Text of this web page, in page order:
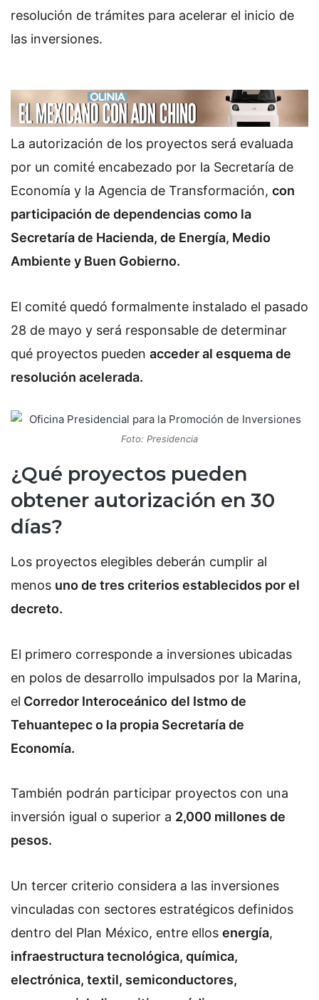
resolución de trámites para acelerar el inicio de
las inversiones.
La autorización de los proyectos será evaluada
por un comité encabezado por la Secretaría de
Economía y la Agencia de Transformación, con
participación de dependencias como la
Secretaría de Hacienda, de Energía, Medio
Ambiente y Buen Gobierno.
El comité quedó formalmente instalado el pasado
28 de mayo y será responsable de determinar
qué proyectos pueden acceder al esquema de
resolución acelerada.
Foto: Presidencia
¿Qué proyectos pueden
obtener autorización en 30
días?
Los proyectos elegibles deberán cumplir al
menos uno de tres criterios establecidos por el
decreto.
El primero corresponde a inversiones ubicadas
en polos de desarrollo impulsados por la Marina,
el Corredor Interoceánico del Istmo de
Tehuantepec o la propia Secretaría de
Economía.
También podrán participar proyectos con una
inversión igual o superior a 2,000 millones de
pesos.
Un tercer criterio considera a las inversiones
vinculadas con sectores estratégicos definidos
dentro del Plan México, entre ellos energía,
infraestructura tecnológica, química,
electrónica, textil, semiconductores,